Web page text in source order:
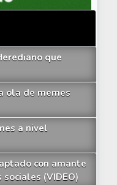
que
ola de memes
a nivel
con amante
(VIDEO)